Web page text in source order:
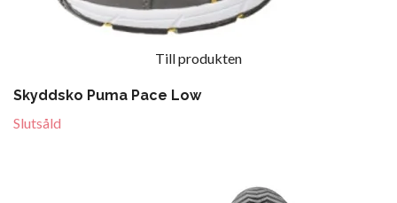
Till produkten
Skyddsko Puma Pace Low
Slutsåld